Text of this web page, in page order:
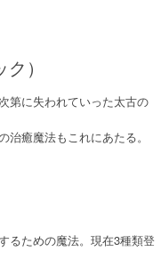
）
第に失われていった太古の
癒魔法もこれにあたる。
るための魔法。現在3種類登